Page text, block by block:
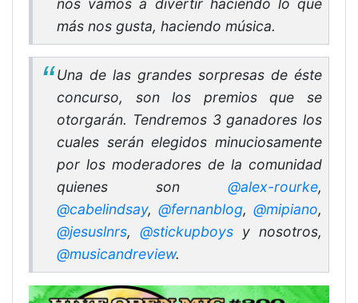
nos vamos a divertir haciendo lo que
más nos gusta, haciendo música.
Una de las grandes sorpresas de éste
concurso, son los premios que se
otorgarán. Tendremos 3 ganadores los
cuales serán elegidos minuciosamente
por los moderadores de la comunidad
quienes son @alex-rourke,
@cabelindsay, @fernanblog, @mipiano,
@jesuslnrs, @stickupboys y nosotros,
@musicandreview.